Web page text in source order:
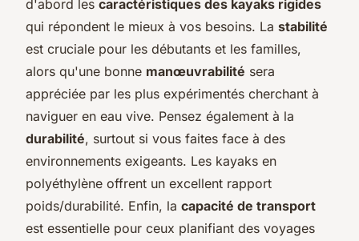
d'abord les caractéristiques des kayaks rigides
qui répondent le mieux à vos besoins. La stabilité
est cruciale pour les débutants et les familles,
alors qu'une bonne manœuvrabilité sera
appréciée par les plus expérimentés cherchant à
naviguer en eau vive. Pensez également à la
durabilité, surtout si vous faites face à des
environnements exigeants. Les kayaks en
polyéthylène offrent un excellent rapport
poids/durabilité. Enfin, la capacité de transport
est essentielle pour ceux planifiant des voyages